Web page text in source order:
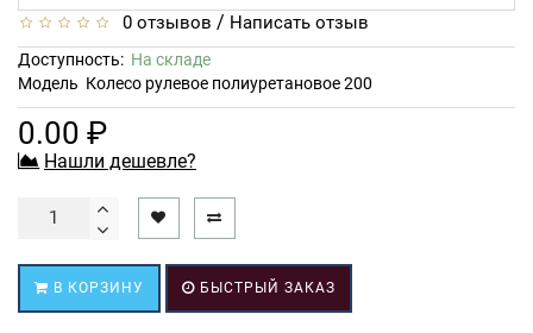
0 отзывов / Написать отзыв
Доступность: На складе
Модель Колесо рулевое полиуретановое 200
0.00 ₽
Нашли дешевле?
В КОРЗИНУ БЫСТРЫЙ ЗАКАЗ